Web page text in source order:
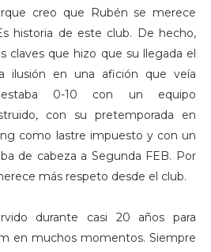
creo que Rubén se merece
historia de este club. De hecho,
claves que hizo que su llegada el
ilusión en una afición que veía
0-10 con un equipo
con su pretemporada en
como lastre impuesto y con un
de cabeza a Segunda FEB. Por
más respeto desde el club.
durante casi 20 años para
en muchos momentos. Siempre